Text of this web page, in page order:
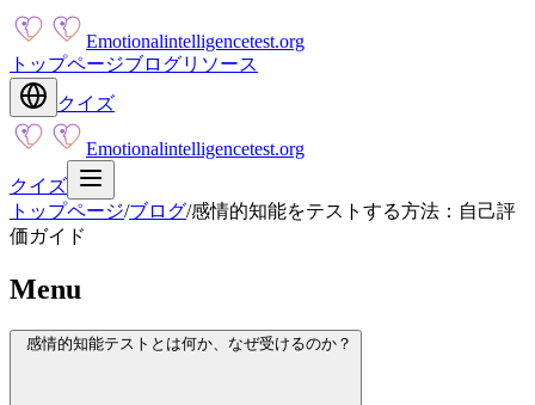
Emotionalintelligencetest.org
トップページブログリソース
クイズ
Emotionalintelligencetest.org
クイズ
トップページ/ブログ/感情的知能をテストする方法：自己評
価ガイド
Menu
感情的知能テストとは何か、なぜ受けるのか？